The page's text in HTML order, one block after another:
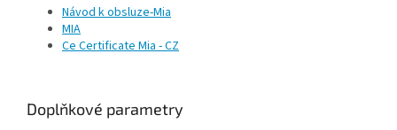
Návod k obsluze-Mia
MIA
Ce Certificate Mia - CZ
Doplňkové parametry